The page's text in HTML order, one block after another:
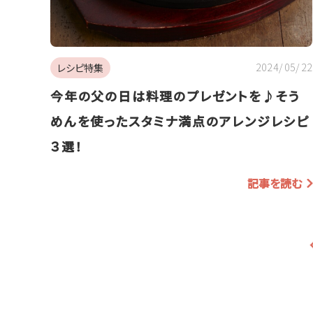
レシピ特集 2024/05/22
今年の父の日は料理のプレゼントを♪そう
めんを使ったスタミナ満点のアレンジレシピ
３選！
記事を読む